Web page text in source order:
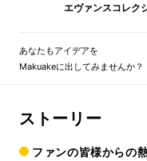
エヴァンスコレク
あなたもアイデアを
Makuakeに出してみませんか？
ストーリー
ファンの皆様からの